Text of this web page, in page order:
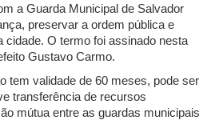
a Guarda Municipal de Salvador
preservar a ordem pública e
cidade. O termo foi assinado nesta
Gustavo Carmo.
tem validade de 60 meses, pode ser
transferência de recursos
mútua entre as guardas municipais